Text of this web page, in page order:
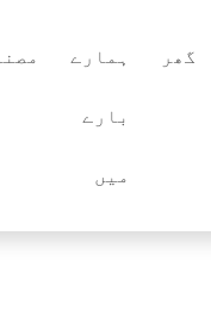
گھر ہمارے
بارے
میں